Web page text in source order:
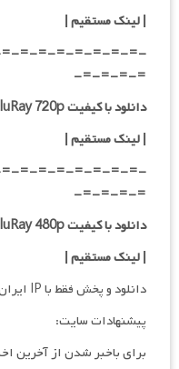
| لینک مستقیم |
=-=-=-=-=-=-=-
=-=-=-=-
دانلود با کیفیت BluRay 720p ریلیز F2M
| لینک مستقیم |
=-=-=-=-=-=-=-
=-=-=-=-
دانلود با کیفیت BluRay 480p ریلیز F2M
| لینک مستقیم |
دانلود و پخش فقط با IP ایران امکان پذیر هست
پیشنهادات سایت:
برای باخبر شدن از آخرین